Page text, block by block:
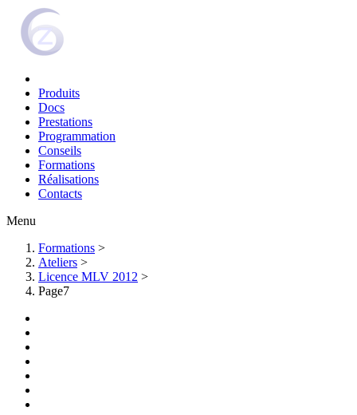
Produits
Docs
Prestations
Programmation
Conseils
Formations
Réalisations
Contacts
Menu
Formations >
Ateliers >
Licence MLV 2012 >
Page7